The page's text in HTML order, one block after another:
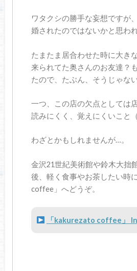
ワタクシの勝手な妄想ですが
婚されたのではないかと思われ
たまたま居合わせた時に大き
来られてた奥さんのお友達？
たので、たぶん、そうじゃな
一つ、この店の欠点としては
読みにくく、覚えにくいこと（
わざとかもしれませんが…。
金沢21世紀美術館や鈴木大拙
後、軽く食事やお茶したい時
coffee」へどうぞ。
「kakurezato coffee」